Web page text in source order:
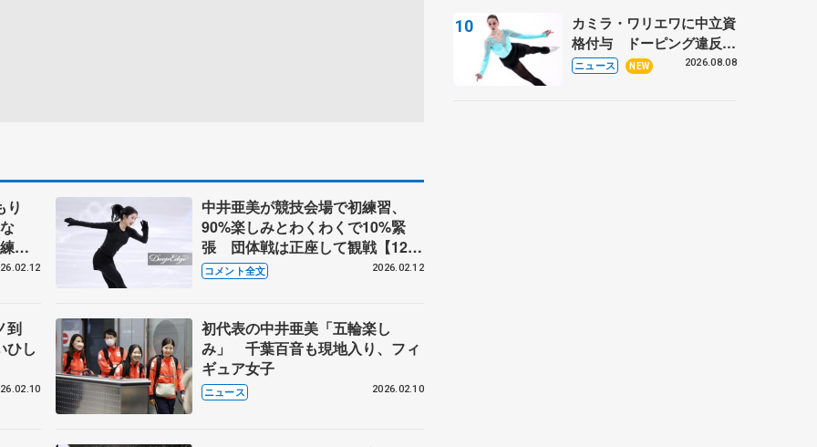
り
習
中井亜美が競技会場で初練習、
90%楽しみとわくわくで10%緊
張 団体戦は正座して観戦【12日
公式練習】
コメント全文 2026.02.12
到
ひし
初代表の中井亜美「五輪楽し
み」 千葉百音も現地入り、フィ
ギュア女子
ニュース 2026.02.10
に 小林芳子さんが振り返
るスケート人生
カミラ・ワリエワに中立資
格付与 ドーピング違反で
処分、アレクサンドラ・イ
ニュース NEW 2026.08.08